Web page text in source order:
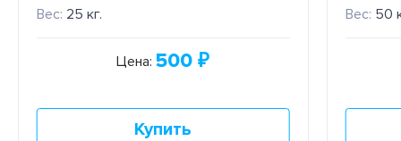
Вес: 25 кг.
Цена:500₽
Купить
Вес: 50